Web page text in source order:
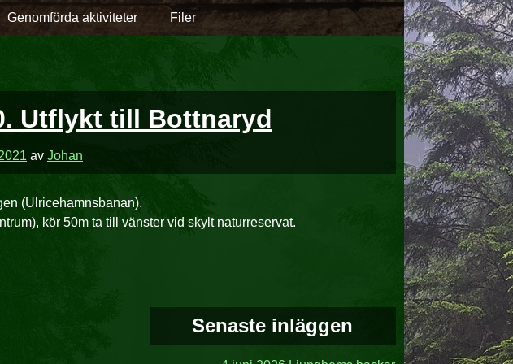
Genomförda aktiviteter Filer
Utflykt till Bottnaryd
av Johan
(Ulricehamnsbanan).
kör 50m ta till vänster vid skylt naturreservat.
Senaste inläggen